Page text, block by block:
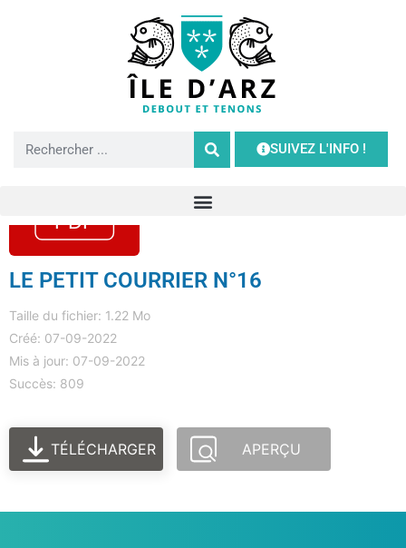
SUIVEZ L'INFO !
LE PETIT COURRIER N°16
Taille du fichier: 1.22 Mo
Créé: 07-09-2022
Mis à jour: 07-09-2022
Succès: 809
TÉLÉCHARGER APERÇU